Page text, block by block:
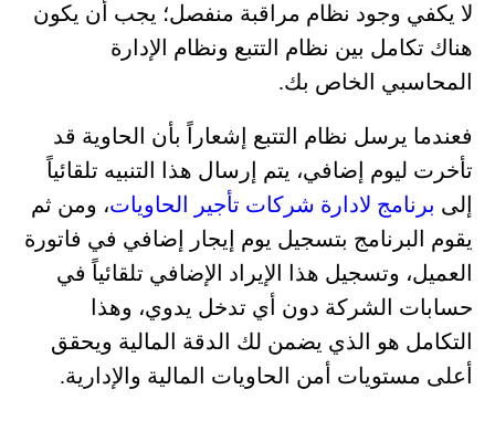
لا يكفي وجود نظام مراقبة منفصل؛ يجب أن يكون
هناك تكامل بين نظام التتبع ونظام الإدارة
المحاسبي الخاص بك.
فعندما يرسل نظام التتبع إشعاراً بأن الحاوية قد
تأخرت ليوم إضافي، يتم إرسال هذا التنبيه تلقائياً
إلى برنامج لادارة شركات تأجير الحاويات، ومن ثم
يقوم البرنامج بتسجيل يوم إيجار إضافي في فاتورة
العميل، وتسجيل هذا الإيراد الإضافي تلقائياً في
حسابات الشركة دون أي تدخل يدوي، وهذا
التكامل هو الذي يضمن لك الدقة المالية ويحقق
أعلى مستويات أمن الحاويات المالية والإدارية.